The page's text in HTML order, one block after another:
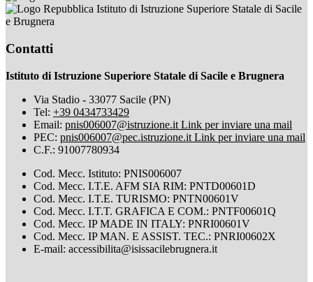
Istituto di Istruzione Superiore Statale di Sacile
e Brugnera
Contatti
Istituto di Istruzione Superiore Statale di Sacile e Brugnera
Via Stadio - 33077 Sacile (PN)
Tel: +39 0434733429
Email: pnis006007@istruzione.it Link per inviare una mail
PEC: pnis006007@pec.istruzione.it Link per inviare una mail
C.F.: 91007780934
Cod. Mecc. Istituto: PNIS006007
Cod. Mecc. I.T.E. AFM SIA RIM: PNTD00601D
Cod. Mecc. I.T.E. TURISMO: PNTN00601V
Cod. Mecc. I.T.T. GRAFICA E COM.: PNTF00601Q
Cod. Mecc. IP MADE IN ITALY: PNRI00601V
Cod. Mecc. IP MAN. E ASSIST. TEC.: PNRI00602X
E-mail: accessibilita@isissacilebrugnera.it